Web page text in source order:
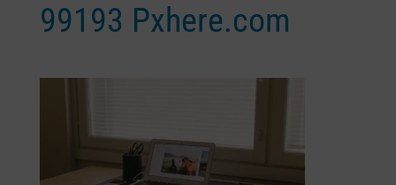
99193 Pxhere.com